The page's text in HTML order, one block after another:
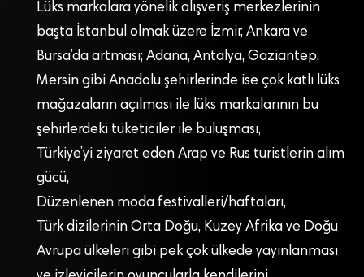
Lüks markalara yönelik alışveriş merkezlerinin
başta İstanbul olmak üzere İzmir, Ankara ve
Bursa’da artması; Adana, Antalya, Gaziantep,
Mersin gibi Anadolu şehirlerinde ise çok katlı lüks
mağazaların açılması ile lüks markalarının bu
şehirlerdeki tüketiciler ile buluşması,
Türkiye’yi ziyaret eden Arap ve Rus turistlerin alım
gücü,
Düzenlenen moda festivalleri/haftaları,
Türk dizilerinin Orta Doğu, Kuzey Afrika ve Doğu
Avrupa ülkeleri gibi pek çok ülkede yayınlanması